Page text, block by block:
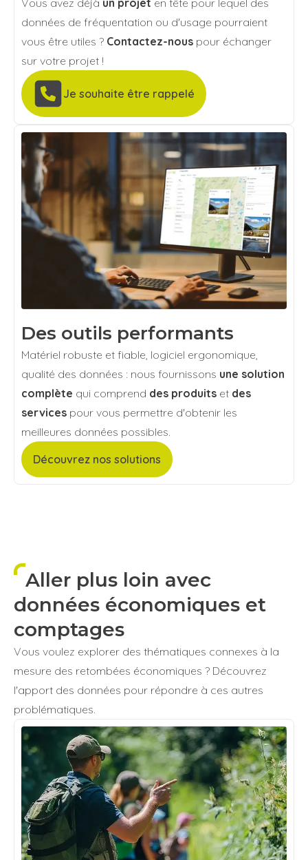
Vous avez déjà un projet en tête pour lequel des
données de fréquentation ou d'usage pourraient
vous être utiles ? Contactez-nous pour échanger
sur votre projet !
Je souhaite être rappelé
Des outils performants
Matériel robuste et fiable, logiciel ergonomique,
qualité des données : nous fournissons une solution
complète qui comprend des produits et des
services pour vous permettre d'obtenir les
meilleures données possibles.
Découvrez nos solutions
Aller plus loin avec
données économiques et
comptages
Vous voulez explorer des thématiques connexes à la
mesure des retombées économiques ? Découvrez
l'apport des données pour répondre à ces autres
problématiques.